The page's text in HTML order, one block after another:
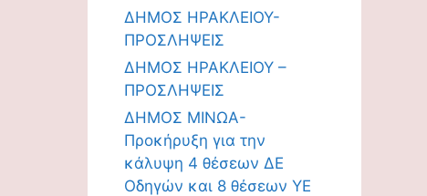
ΔΗΜΟΣ ΗΡΑΚΛΕΙΟΥ-
ΠΡΟΣΛΗΨΕΙΣ
ΔΗΜΟΣ ΗΡΑΚΛΕΙΟΥ –
ΠΡΟΣΛΗΨΕΙΣ
ΔΗΜΟΣ ΜΙΝΩΑ-
Προκήρυξη για την
κάλυψη 4 θέσεων ΔΕ
Οδηγών και 8 θέσεων ΥΕ